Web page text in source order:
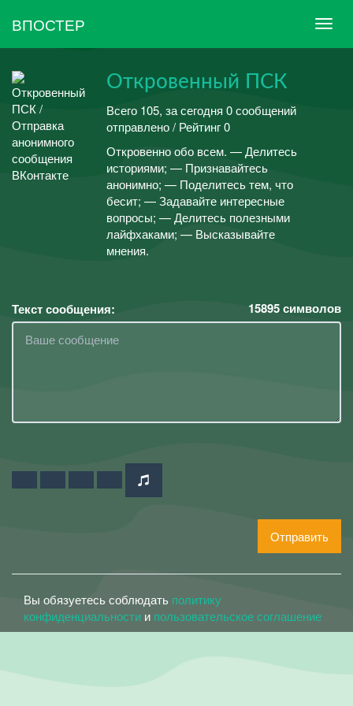
ВПОСТЕР
Откровенный ПСК
Всего 105, за сегодня 0 сообщений
отправлено / Рейтинг 0
Откровенно обо всем. — Делитесь
историями; — Признавайтесь
анонимно; — Поделитесь тем, что
бесит; — Задавайте интересные
вопросы; — Делитесь полезными
лайфхаками; — Высказывайте
мнения.
Текст сообщения: 15895символов
Отправить
Вы обязуетесь соблюдать политику
конфиденциальности и пользовательское соглашение